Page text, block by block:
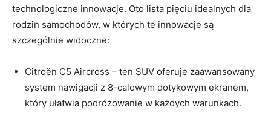
technologiczne ​innowacje. Oto lista pięciu idealnych dla⁢
rodzin samochodów,‌ w których‌ te innowacje ⁣są
szczególnie widoczne:
Citroën C5 Aircross – ten⁤ SUV oferuje zaawansowany
system nawigacji z ⁤8-calowym dotykowym ​ekranem,
który ułatwia⁣ podróżowanie w każdych warunkach.